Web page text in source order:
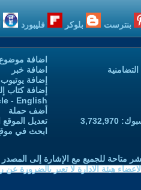
بنترست بلوكر فليبورد
اضافة
اضافة خبر
إضافة
إضافة كتاب
- English
أضف حملة
تعديل
ابحث في
متاحة للجميع مع الإشارة إلى المصدر
هيئة الادارة لا تعبر بالضرورة عن